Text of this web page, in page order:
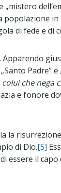
popolazione in
di fede e di
Apparendo
Padre” e
che nega
e l’onore
la
di Dio.[5]
essere il capo